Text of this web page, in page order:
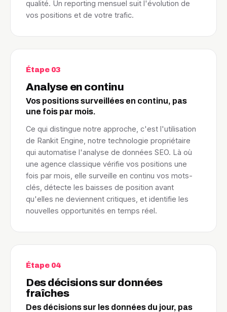
qualité. Un reporting mensuel suit l'évolution de
vos positions et de votre trafic.
Étape 03
Analyse en continu
Vos positions surveillées en continu, pas
une fois par mois.
Ce qui distingue notre approche, c'est l'utilisation
de Rankit Engine, notre technologie propriétaire
qui automatise l'analyse de données SEO. Là où
une agence classique vérifie vos positions une
fois par mois, elle surveille en continu vos mots-
clés, détecte les baisses de position avant
qu'elles ne deviennent critiques, et identifie les
nouvelles opportunités en temps réel.
Étape 04
Des décisions sur données
fraîches
Des décisions sur les données du jour, pas